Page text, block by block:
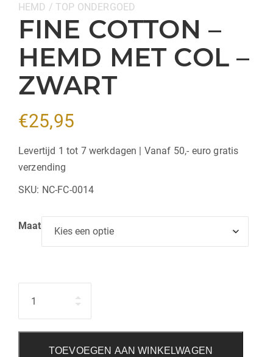
Categorieën:
HEMD / TOP ONDERGOED
FINE COTTON –
HEMD MET COL –
ZWART
€25,95
Levertijd 1 tot 7 werkdagen | Vanaf 50,- euro gratis
verzending
SKU: NC-FC-0014
Maat
TOEVOEGEN AAN WINKELWAGEN